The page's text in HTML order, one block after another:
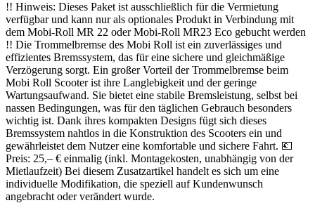
!! Hinweis: Dieses Paket ist ausschließlich für die Vermietung
verfügbar und kann nur als optionales Produkt in Verbindung mit
dem Mobi-Roll MR 22 oder Mobi-Roll MR23 Eco gebucht werden
!! Die Trommelbremse des Mobi Roll ist ein zuverlässiges und
effizientes Bremssystem, das für eine sichere und gleichmäßige
Verzögerung sorgt. Ein großer Vorteil der Trommelbremse beim
Mobi Roll Scooter ist ihre Langlebigkeit und der geringe
Wartungsaufwand. Sie bietet eine stabile Bremsleistung, selbst bei
nassen Bedingungen, was für den täglichen Gebrauch besonders
wichtig ist. Dank ihres kompakten Designs fügt sich dieses
Bremssystem nahtlos in die Konstruktion des Scooters ein und
gewährleistet dem Nutzer eine komfortable und sichere Fahrt. 💶
Preis: 25,– € einmalig (inkl. Montagekosten, unabhängig von der
Mietlaufzeit) Bei diesem Zusatzartikel handelt es sich um eine
individuelle Modifikation, die speziell auf Kundenwunsch
angebracht oder verändert wurde.